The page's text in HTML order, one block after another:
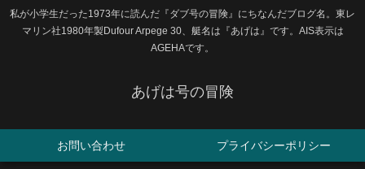
私が小学生だった1973年に読んだ『ダブ号の冒険』にちなんだブログ名。東レ
マリン社1980年製Dufour Arpege 30、艇名は『あげは』です。AIS表示は
AGEHAです。
あげは号の冒険
お問い合わせ プライバシーポリシー